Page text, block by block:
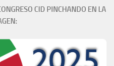
CID PINCHANDO EN LA